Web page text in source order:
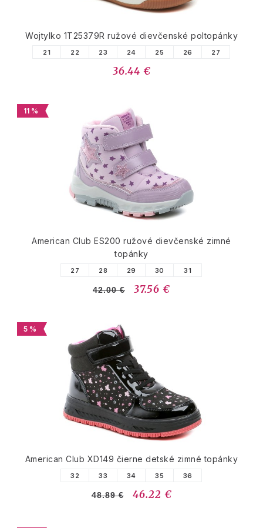
Wojtylko 1T25379R ružové dievčenské poltopánky
21 22 23 24 25 26 27
36.44 €
11 %
American Club ES200 ružové dievčenské zimné
topánky
27 28 29 30 31
42.00 € 37.56 €
5 %
American Club XD149 čierne detské zimné topánky
32 33 34 35 36
48.89 € 46.22 €